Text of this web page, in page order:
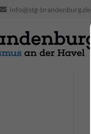
info@stg-brandenburg.de